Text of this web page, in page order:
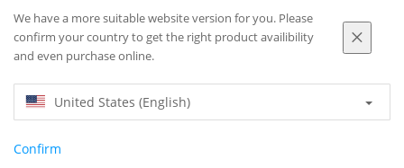
We have a more suitable website version for you. Please
confirm your country to get the right product availibility
and even purchase online.
United States (English)
Confirm